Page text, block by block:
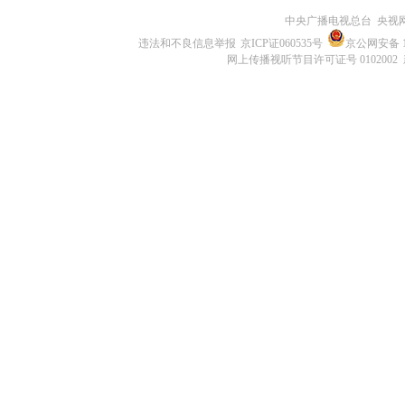
中央广播电视总台 央视
违法和不良信息举报 京ICP证060535号
京公网安备
网上传播视听节目许可证号 0102002